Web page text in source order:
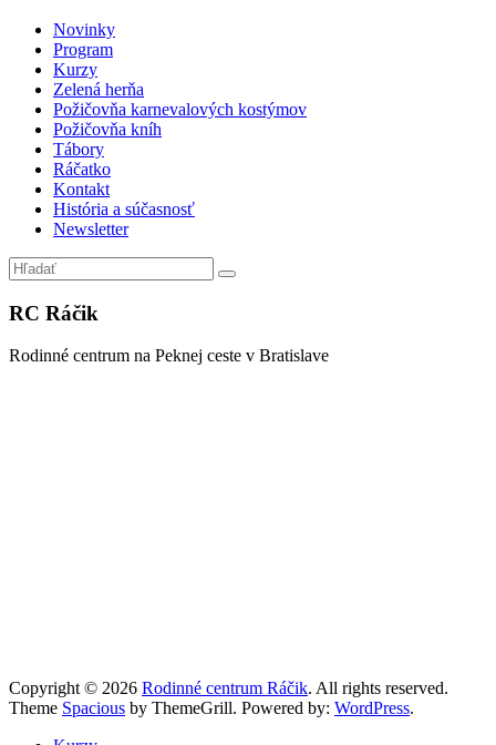
Novinky
Program
Kurzy
Zelená herňa
Požičovňa karnevalových kostýmov
Požičovňa kníh
Tábory
Ráčatko
Kontakt
História a súčasnosť
Newsletter
RC Ráčik
Rodinné centrum na Peknej ceste v Bratislave
Copyright © 2026 Rodinné centrum Ráčik. All rights reserved.
Theme Spacious by ThemeGrill. Powered by: WordPress.